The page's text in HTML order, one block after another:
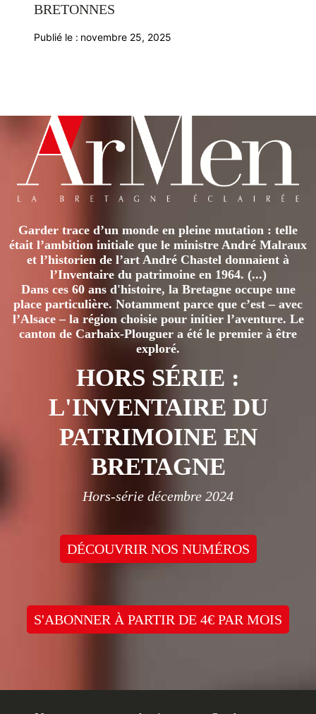
BRETONNES
Publié le : novembre 25, 2025
Garder trace d’un monde en pleine mutation : telle
était l’ambition initiale que le ministre André Malraux
et l’historien de l’art André Chastel donnaient à
l’Inventaire du patrimoine en 1964. (...)
Dans ces 60 ans d'histoire, la Bretagne occupe une
place particulière. Notamment parce que c’est – avec
l’Alsace – la région choisie pour initier l’aventure. Le
canton de Carhaix-Plouguer a été le premier à être
exploré.
HORS SÉRIE :
L'INVENTAIRE DU
PATRIMOINE EN
BRETAGNE
Hors-série décembre 2024
DÉCOUVRIR NOS NUMÉROS
S'ABONNER À PARTIR DE 4€ PAR MOIS